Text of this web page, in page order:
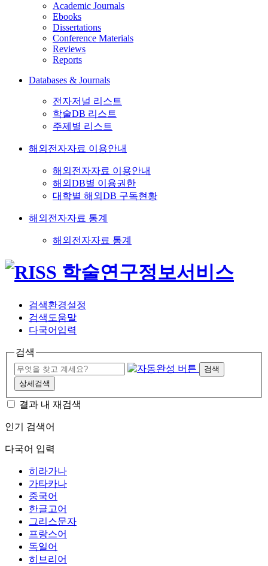
Academic Journals
Ebooks
Dissertations
Conference Materials
Reviews
Reports
Databases & Journals
전자저널 리스트
학술DB 리스트
주제별 리스트
해외전자자료 이용안내
해외전자자료 이용안내
해외DB별 이용권한
대학별 해외DB 구독현황
해외전자자료 통계
해외전자자료 통계
검색환경설정
검색도움말
다국어입력
검색
검색
상세검색
결과 내 재검색
인기 검색어
다국어 입력
히라가나
가타카나
중국어
한글고어
그리스문자
프랑스어
독일어
히브리어